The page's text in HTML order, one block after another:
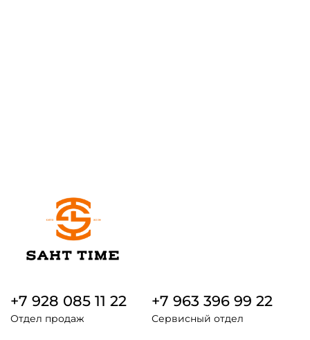
+7 928 085 11 22
Отдел продаж
+7 963 396 99 22
Сервисный отдел